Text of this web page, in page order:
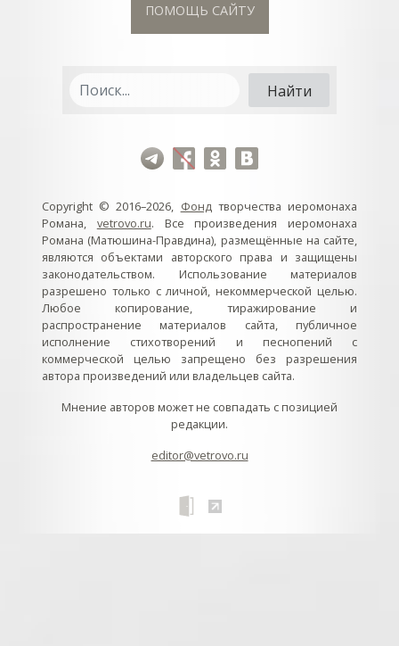
ПОМОЩЬ САЙТУ
Copyright © 2016–2026, Фондтворчества иеромонаха
Романа, vetrovo.ru. Все произведения иеромонаха
Романа (Матюшина-Правдина), размещённые на сайте,
являются объектами авторского права и защищены
законодательством. Использование материалов
разрешено только с личной, некоммерческой целью.
Любое копирование, тиражирование и
распространение материалов сайта, публичное
исполнение стихотворений и песнопений с
коммерческой целью запрещено без разрешения
автора произведений или владельцев сайта.
Мнение авторов может не совпадать с позицией
редакции.
editor@vetrovo.ru